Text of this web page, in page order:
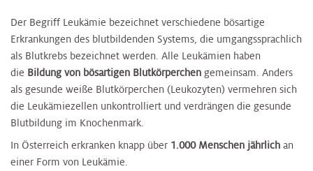
Der Begriff Leukämie bezeichnet verschiedene bösartige
Erkrankungen des blutbildenden Systems, die umgangssprachlich
als Blutkrebs bezeichnet werden. Alle Leukämien haben
die Bildung von bösartigen Blutkörperchen gemeinsam. Anders
als gesunde weiße Blutkörperchen (Leukozyten) vermehren sich
die Leukämiezellen unkontrolliert und verdrängen die gesunde
Blutbildung im Knochenmark.
In Österreich erkranken knapp über 1.000 Menschen jährlich an
einer Form von Leukämie.